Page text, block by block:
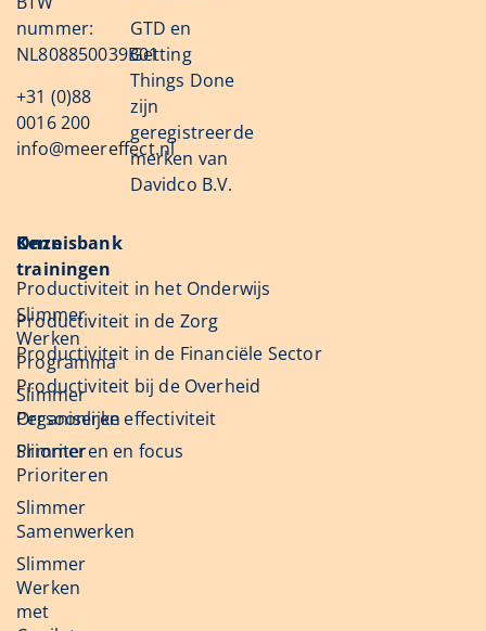
nummer:
NL808850039B01
+31 (0)88
0016 200
info@meereffect.nl
GTD en
Getting
Things Done
zijn
geregistreerde
merken van
Davidco B.V.
Onze
trainingen
Slimmer
Werken
Programma
Slimmer
Organiseren
Slimmer
Prioriteren
Slimmer
Samenwerken
Slimmer
Werken
met
Kennisbank
Productiviteit in het Onderwijs
Productiviteit in de Zorg
Productiviteit in de Financiële Sector
Productiviteit bij de Overheid
Persoonlijke effectiviteit
Prioriteren en focus